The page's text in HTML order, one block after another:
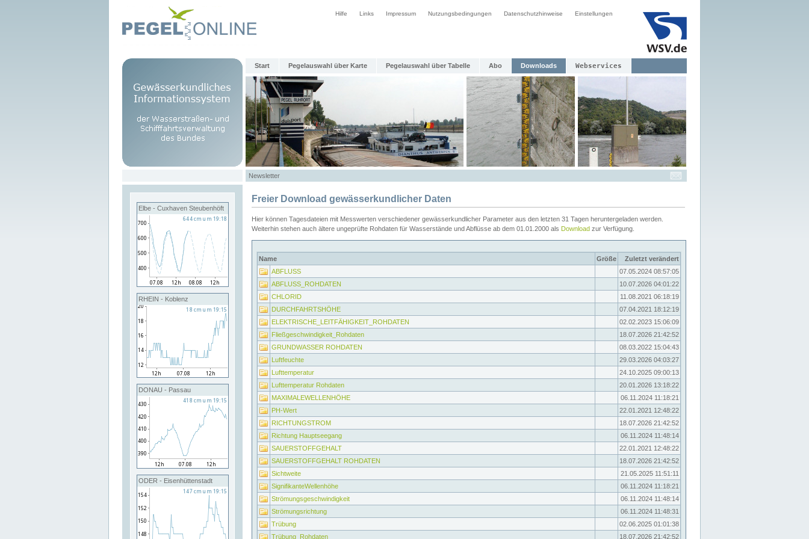
Hilfe Links Impressum Nutzungsbedingungen Datenschutzhinweise Einstellungen
Start Pegelauswahl über Karte Pegelauswahl über Tabelle Abo Downloads Webservices
Newsletter
Elbe - Cuxhaven Steubenhöft
RHEIN - Koblenz
DONAU - Passau
ODER - Eisenhüttenstadt
Freier Download gewässerkundlicher Daten
Hier können Tagesdateien mit Messwerten verschiedener gewässerkundlicher Parameter aus den letzten 31 Tagen heruntergeladen werden.
Weiterhin stehen auch ältere ungeprüfte Rohdaten für Wasserstände und Abflüsse ab dem 01.01.2000 als Download zur Verfügung.
Name Größe
Zuletzt verändert
ABFLUSS
07.05.2024 08:57:05
ABFLUSS_ROHDATEN
10.07.2026 04:01:22
CHLORID
11.08.2021 06:18:19
DURCHFAHRTSHÖHE
07.04.2021 18:12:19
ELEKTRISCHE_LEITFÄHIGKEIT_ROHDATEN
02.02.2023 15:06:09
Fließgeschwindigkeit_Rohdaten
18.07.2026 21:42:52
GRUNDWASSER ROHDATEN
08.03.2022 15:04:43
Luftfeuchte
29.03.2026 04:03:27
Lufttemperatur
24.10.2025 09:00:13
Lufttemperatur Rohdaten
20.01.2026 13:18:22
MAXIMALEWELLENHÖHE
06.11.2024 11:18:21
PH-Wert
22.01.2021 12:48:22
RICHTUNGSTROM
18.07.2026 21:42:52
Richtung Hauptseegang
06.11.2024 11:48:14
SAUERSTOFFGEHALT
22.01.2021 12:48:22
SAUERSTOFFGEHALT ROHDATEN
18.07.2026 21:42:52
Sichtweite
21.05.2025 11:51:11
SignifikanteWellenhöhe
06.11.2024 11:18:21
Strömungsgeschwindigkeit
06.11.2024 11:48:14
Strömungsrichtung
06.11.2024 11:48:31
Trübung
02.06.2025 01:01:38
Trübung_Rohdaten
18.07.2026 21:42:52